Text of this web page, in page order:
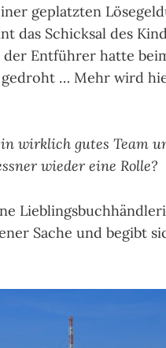
geplatzten
das Schicksal des
der Entführer hatte
… Mehr wird
wirklich gutes Team
wieder eine Rolle?
Sache und begibt